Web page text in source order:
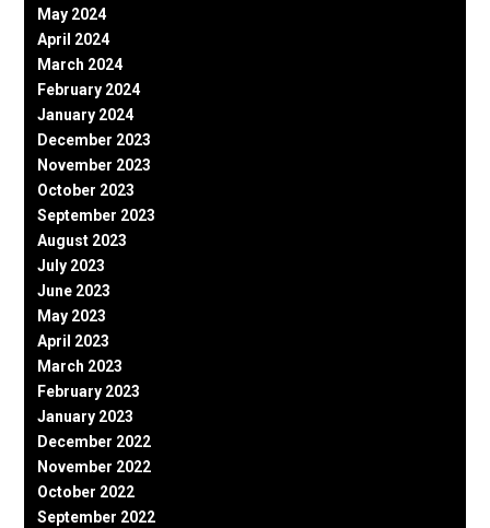
May 2024
April 2024
March 2024
February 2024
January 2024
December 2023
November 2023
October 2023
September 2023
August 2023
July 2023
June 2023
May 2023
April 2023
March 2023
February 2023
January 2023
December 2022
November 2022
October 2022
September 2022